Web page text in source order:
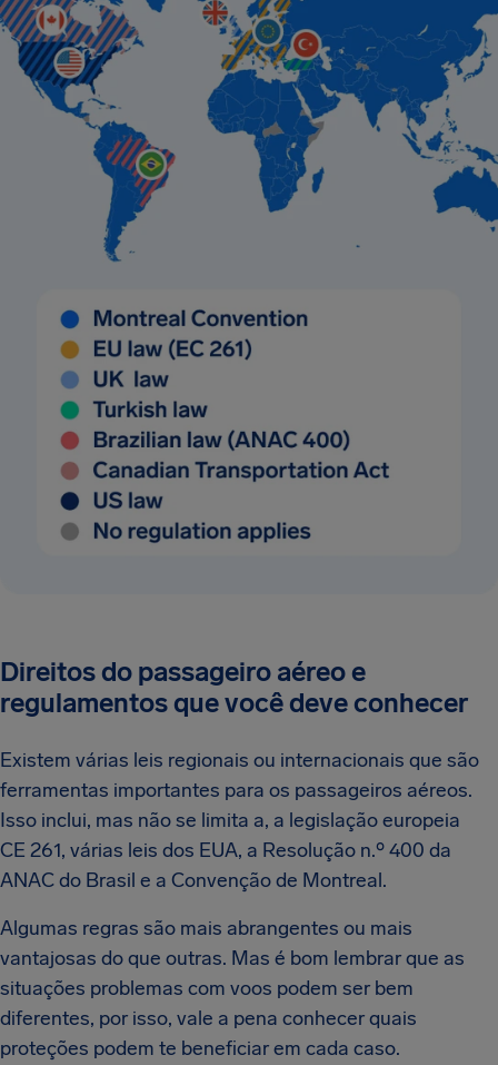
Direitos do passageiro aéreo e
regulamentos que você deve conhecer
Existem várias leis regionais ou internacionais que são
ferramentas importantes para os passageiros aéreos.
Isso inclui, mas não se limita a, a legislação europeia
CE 261, várias leis dos EUA, a Resolução n.º 400 da
ANAC do Brasil e a Convenção de Montreal.
Algumas regras são mais abrangentes ou mais
vantajosas do que outras. Mas é bom lembrar que as
situações problemas com voos podem ser bem
diferentes, por isso, vale a pena conhecer quais
proteções podem te beneficiar em cada caso.